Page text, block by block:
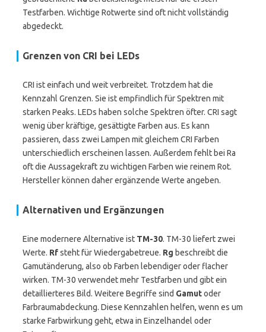
Testfarben. Wichtige Rotwerte sind oft nicht vollständig
abgedeckt.
Grenzen von CRI bei LEDs
CRI ist einfach und weit verbreitet. Trotzdem hat die
Kennzahl Grenzen. Sie ist empfindlich für Spektren mit
starken Peaks. LEDs haben solche Spektren öfter. CRI sagt
wenig über kräftige, gesättigte Farben aus. Es kann
passieren, dass zwei Lampen mit gleichem CRI Farben
unterschiedlich erscheinen lassen. Außerdem fehlt bei Ra
oft die Aussagekraft zu wichtigen Farben wie reinem Rot.
Hersteller können daher ergänzende Werte angeben.
Alternativen und Ergänzungen
Eine modernere Alternative ist TM-30. TM-30 liefert zwei
Werte. Rfsteht für Wiedergabetreue. Rg beschreibt die
Gamutänderung, also ob Farben lebendiger oder flacher
wirken. TM-30 verwendet mehr Testfarben und gibt ein
detaillierteres Bild. Weitere Begriffe sind Gamutoder
Farbraumabdeckung. Diese Kennzahlen helfen, wenn es um
starke Farbwirkung geht, etwa in Einzelhandel oder